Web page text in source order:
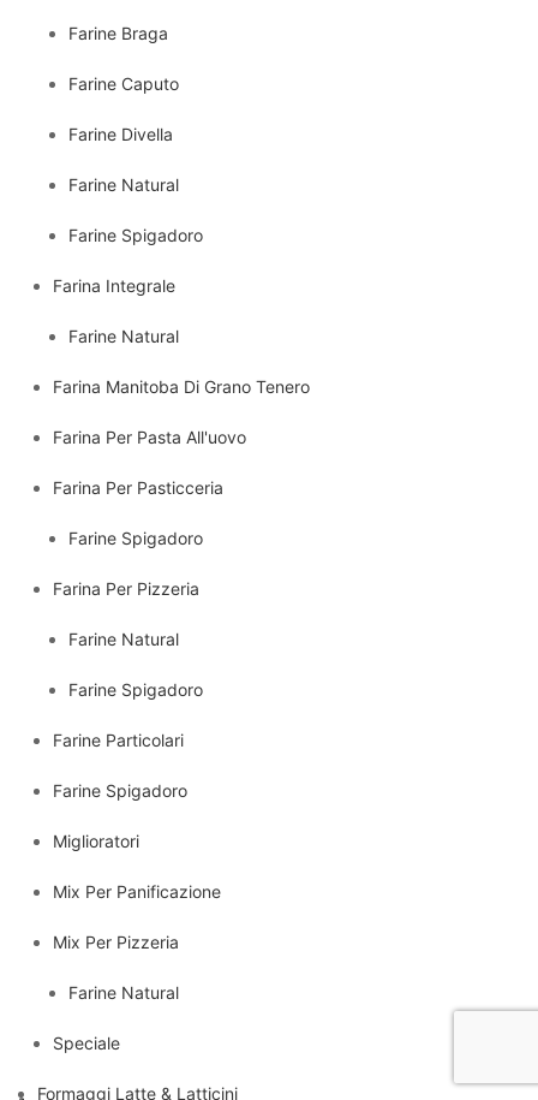
Farine Braga
Farine Caputo
Farine Divella
Farine Natural
Farine Spigadoro
Farina Integrale
Farine Natural
Farina Manitoba Di Grano Tenero
Farina Per Pasta All'uovo
Farina Per Pasticceria
Farine Spigadoro
Farina Per Pizzeria
Farine Natural
Farine Spigadoro
Farine Particolari
Farine Spigadoro
Miglioratori
Mix Per Panificazione
Mix Per Pizzeria
Farine Natural
Speciale
Formaggi Latte & Latticini